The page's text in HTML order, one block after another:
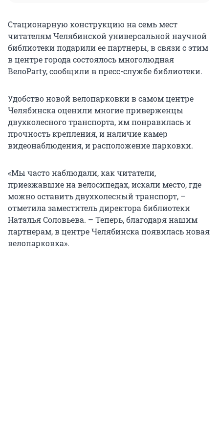
Стационарную конструкцию на семь мест
читателям Челябинской универсальной научной
библиотеки подарили ее партнеры, в связи с этим
в центре города состоялось многолюдная
ВелоParty, сообщили в пресс-службе библиотеки.
Удобство новой велопарковки в самом центре
Челябинска оценили многие приверженцы
двухколесного транспорта, им понравилась и
прочность крепления, и наличие камер
видеонаблюдения, и расположение парковки.
«Мы часто наблюдали, как читатели,
приезжавшие на велосипедах, искали место, где
можно оставить двухколесный транспорт, –
отметила заместитель директора библиотеки
Наталья Соловьева. – Теперь, благодаря нашим
партнерам, в центре Челябинска появилась новая
велопарковка».